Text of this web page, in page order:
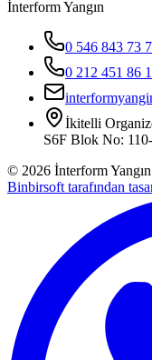
İnterform Yangın
0 546 843 73
0 212 451 86
İkitelli
S6F Blok No:
© 2026 İnterform
Binbirsoft tarafından